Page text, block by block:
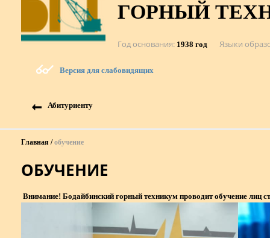
ГОРНЫЙ
Год основания 1938 год Языки
Версия для слабовидящих
Абитуриенту
Главная обучение
ОБУЧЕНИЕ
Внимание! Бодайбинский горный техникум проводит обучение лиц